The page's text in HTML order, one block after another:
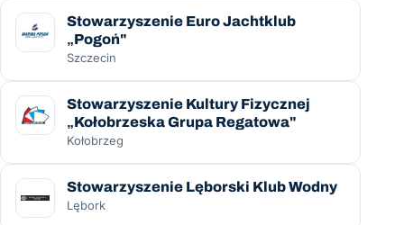
Stowarzyszenie Euro Jachtklub
„Pogoń"
Szczecin
Stowarzyszenie Kultury Fizycznej
„Kołobrzeska Grupa Regatowa"
Kołobrzeg
Stowarzyszenie Lęborski Klub Wodny
Lębork